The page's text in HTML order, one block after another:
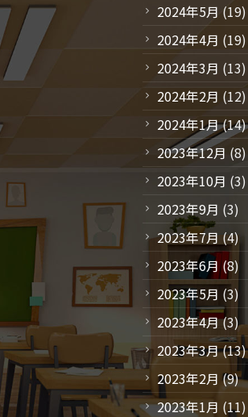
2024年5月 (19)
2024年4月 (19)
2024年3月 (13)
2024年2月 (12)
2024年1月(14)
2023年12月 (8)
2023年10月 (3)
2023年9月 (3)
2023年7月 (4)
2023年6月(8)
2023年5月 (3)
2023年4月(3)
2023年3月(13)
2023年2月 (9)
2023年1月 (11)